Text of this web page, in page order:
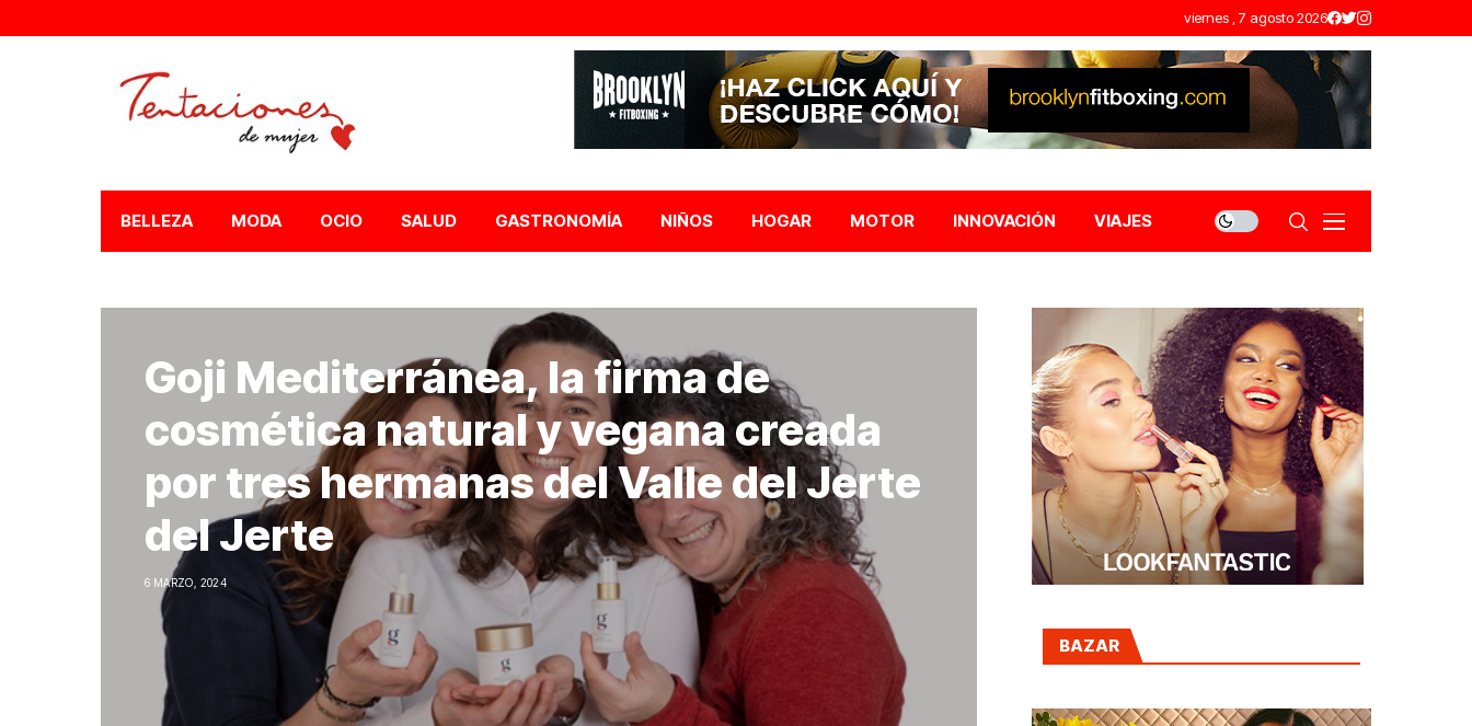
viernes , 7 agosto 2026
BELLEZA MODA OCIO SALUD GASTRONOMÍA NIÑOS HOGAR MOTOR INNOVACIÓN VIAJES
Goji Mediterránea, la firma de
cosmética natural y vegana creada
por tres hermanas del Valle del Jerte
del Jerte
6 MARZO, 2024
BAZAR